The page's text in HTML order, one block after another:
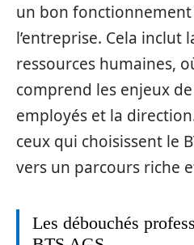
un bon fonctionnement
l’entreprise. Cela inclut
ressources humaines,
comprend les enjeux
employés et la
ceux qui choisissent le
vers un parcours riche
Les débouchés